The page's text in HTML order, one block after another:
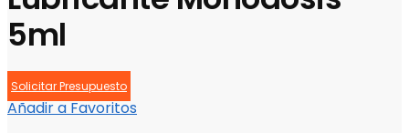
5ml
Solicitar Presupuesto
Añadir a Favoritos